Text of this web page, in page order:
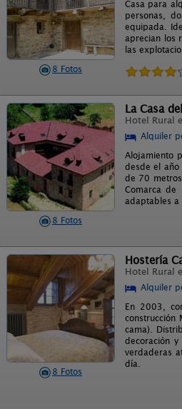
8 Fotos
Casa para
personas,
equipada.
aprecian los
las
8 Fotos
La Casa
Hotel Rural
Alquiler
Alojamiento
desde el año
de 70
Comarca de
adaptables a
8 Fotos
Hostería
Hotel Rural
Alquiler
En 2003,
cama).
decoración
verdaderas
día.